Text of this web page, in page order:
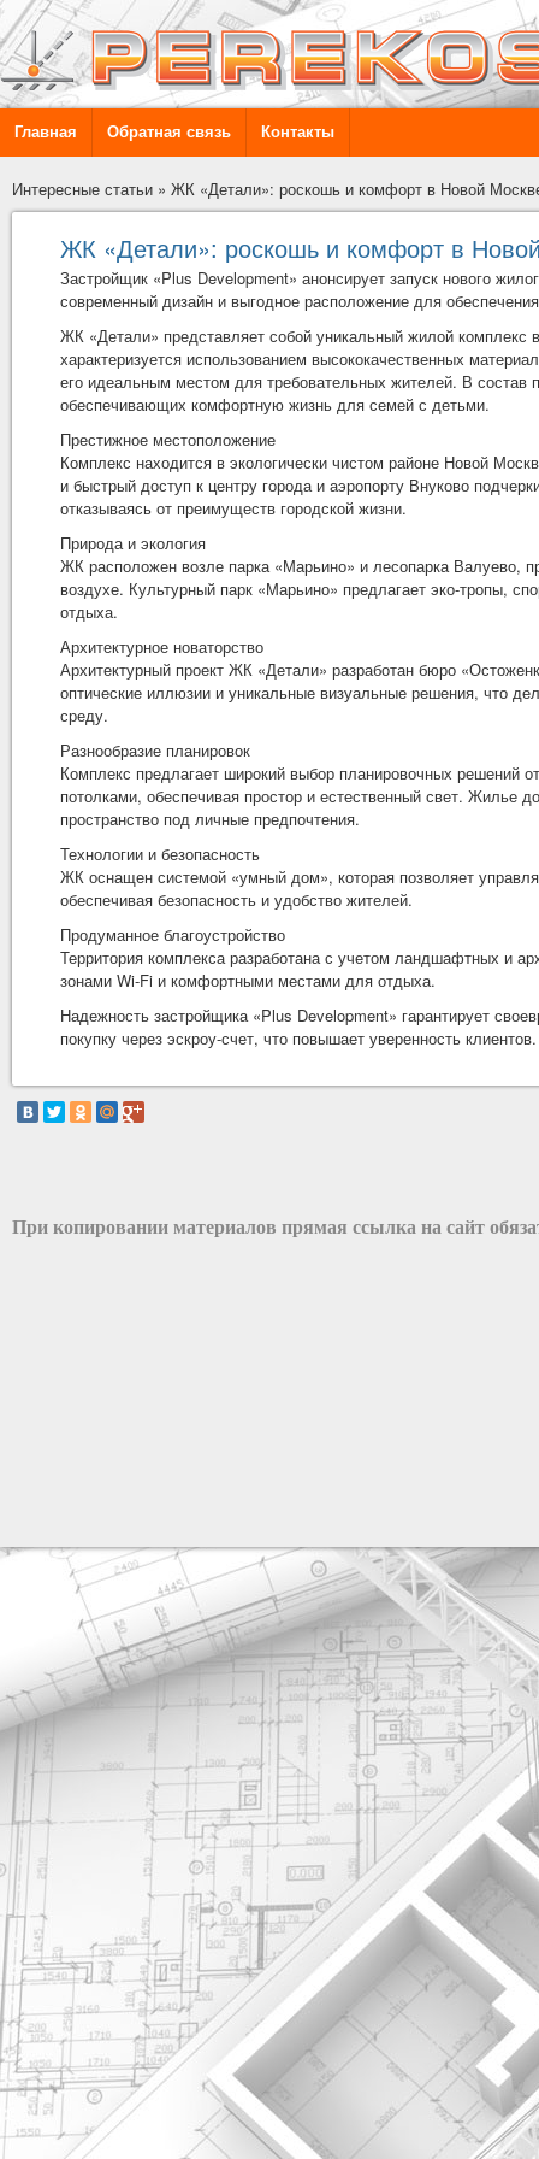
Главная Обратная связь Контакты
Интересные статьи » ЖК «Детали»: роскошь и комфорт в Новой
ЖК «Детали»: роскошь и комфорт в
Застройщик «Plus Development» анонсирует запуск нового
современный дизайн и выгодное расположение для
ЖК «Детали» представляет собой уникальный жилой
характеризуется использованием высококачественных
его идеальным местом для требовательных жителей. В состав
обеспечивающих комфортную жизнь для семей с детьми.
Престижное местоположение
Комплекс находится в экологически чистом районе Новой
и быстрый доступ к центру города и аэропорту Внуково
отказываясь от преимуществ городской жизни.
Природа и экология
ЖК расположен возле парка «Марьино» и лесопарка Валуево,
воздухе. Культурный парк «Марьино» предлагает эко-тропы,
отдыха.
Архитектурное новаторство
Архитектурный проект ЖК «Детали» разработан бюро
оптические иллюзии и уникальные визуальные решения, что
среду.
Разнообразие планировок
Комплекс предлагает широкий выбор планировочных решений
потолками, обеспечивая простор и естественный свет. Жилье
пространство под личные предпочтения.
Технологии и безопасность
ЖК оснащен системой «умный дом», которая позволяет
обеспечивая безопасность и удобство жителей.
Продуманное благоустройство
Территория комплекса разработана с учетом ландшафтных и
зонами Wi-Fi и комфортными местами для отдыха.
Надежность застройщика «Plus Development» гарантирует
покупку через эскроу-счет, что повышает уверенность клиентов.
При копировании материалов прямая ссылка на сайт